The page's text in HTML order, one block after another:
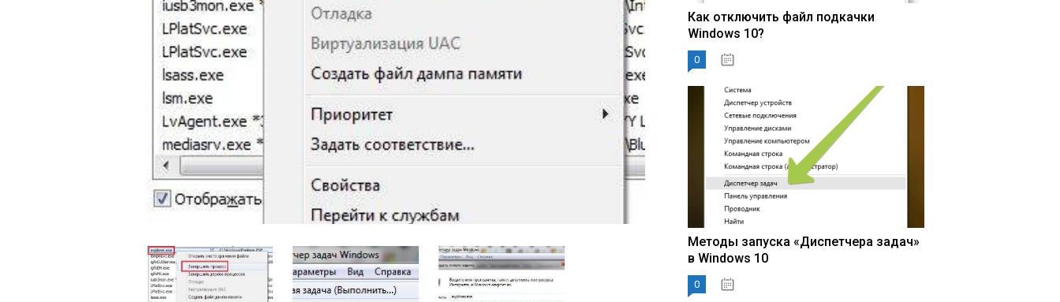
Как отключить файл подкачки
Windows 10?
0
Методы запуска «Диспетчера задач»
в Windows 10
0